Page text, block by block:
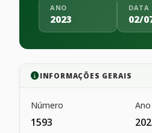
ANO
2023
DATA
02/
INFORMAÇÕES GERAIS
Número
1593
Ano